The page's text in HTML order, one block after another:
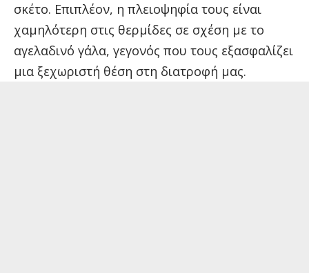
σκέτο. Επιπλέον, η πλειοψηφία τους είναι
χαμηλότερη στις θερμίδες σε σχέση με το
αγελαδινό γάλα, γεγονός που τους εξασφαλίζει
μια ξεχωριστή θέση στη διατροφή μας.